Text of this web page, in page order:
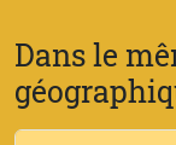
Dans le